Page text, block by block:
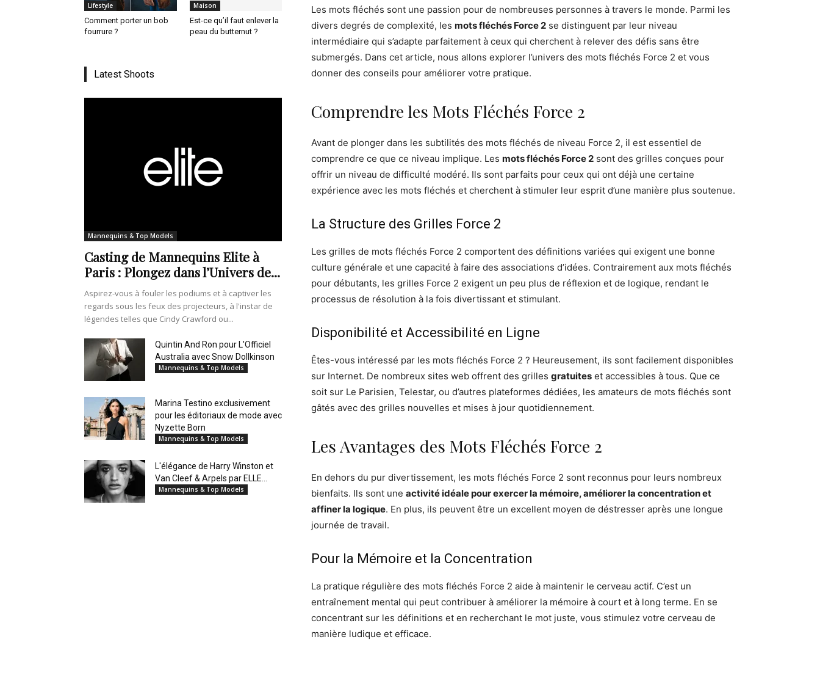
Les mots fléchés sont une passion pour de nombreuses personnes à travers le monde. Parmi les
divers degrés de complexité, les mots fléchés Force 2 se distinguent par leur niveau
intermédiaire qui s’adapte parfaitement à ceux qui cherchent à relever des défis sans être
submergés. Dans cet article, nous allons explorer l’univers des mots fléchés Force 2 et vous
donner des conseils pour améliorer votre pratique.
Comprendre les Mots Fléchés Force 2
Avant de plonger dans les subtilités des mots fléchés de niveau Force 2, il est essentiel de
comprendre ce que ce niveau implique. Les mots fléchés Force 2 sont des grilles conçues pour
offrir un niveau de difficulté modéré. Ils sont parfaits pour ceux qui ont déjà une certaine
expérience avec les mots fléchés et cherchent à stimuler leur esprit d’une manière plus soutenue.
La Structure des Grilles Force 2
Les grilles de mots fléchés Force 2 comportent des définitions variées qui exigent une bonne
culture générale et une capacité à faire des associations d’idées. Contrairement aux mots fléchés
pour débutants, les grilles Force 2 exigent un peu plus de réflexion et de logique, rendant le
processus de résolution à la fois divertissant et stimulant.
Disponibilité et Accessibilité en Ligne
Êtes-vous intéressé par les mots fléchés Force 2 ? Heureusement, ils sont facilement disponibles
sur Internet. De nombreux sites web offrent des grilles gratuites et accessibles à tous. Que ce
soit sur Le Parisien, Telestar, ou d’autres plateformes dédiées, les amateurs de mots fléchés sont
gâtés avec des grilles nouvelles et mises à jour quotidiennement.
Les Avantages des Mots Fléchés Force 2
En dehors du pur divertissement, les mots fléchés Force 2 sont reconnus pour leurs nombreux
bienfaits. Ils sont une activité idéale pour exercer la mémoire, améliorer la concentration et
affiner la logique. En plus, ils peuvent être un excellent moyen de déstresser après une longue
journée de travail.
Pour la Mémoire et la Concentration
La pratique régulière des mots fléchés Force 2 aide à maintenir le cerveau actif. C’est un
entraînement mental qui peut contribuer à améliorer la mémoire à court et à long terme. En se
concentrant sur les définitions et en recherchant le mot juste, vous stimulez votre cerveau de
manière ludique et efficace.
Lifestyle
Comment porter un bob
fourrure ?
Maison
Est-ce qu’il faut enlever la
peau du butternut ?
Latest Shoots
Mannequins & Top Models
Casting de Mannequins Elite à
Paris : Plongez dans l’Univers de...
Aspirez-vous à fouler les podiums et à captiver les
regards sous les feux des projecteurs, à l'instar de
légendes telles que Cindy Crawford ou...
Quintin And Ron pour L'Officiel
Australia avec Snow Dollkinson
Mannequins & Top Models
Marina Testino exclusivement
pour les éditoriaux de mode avec
Nyzette Born
Mannequins & Top Models
L'élégance de Harry Winston et
Van Cleef & Arpels par ELLE...
Mannequins & Top Models